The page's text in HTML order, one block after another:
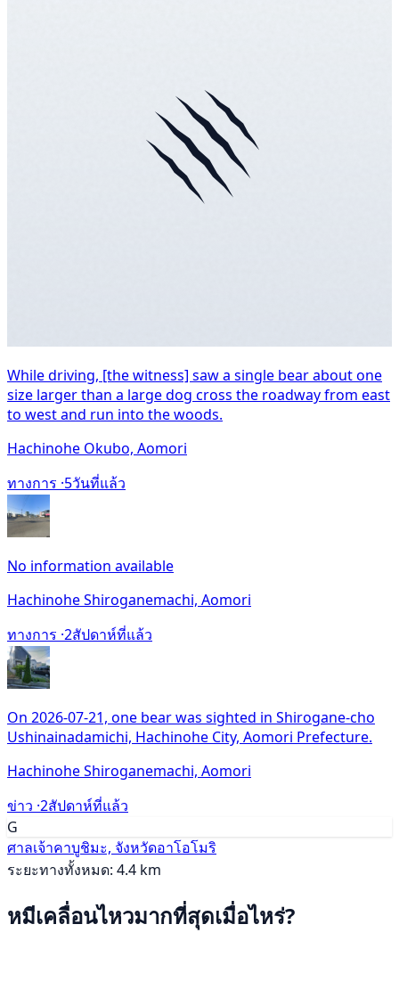
While driving, [the witness] saw a single bear about one
size larger than a large dog cross the roadway from east
to west and run into the woods.
Hachinohe Okubo, Aomori
ทางการ ·5วันที่แล้ว
No information available
Hachinohe Shiroganemachi, Aomori
ทางการ ·2สัปดาห์ที่แล้ว
On 2026-07-21, one bear was sighted in Shirogane-cho
Ushinainadamichi, Hachinohe City, Aomori Prefecture.
Hachinohe Shiroganemachi, Aomori
ข่าว ·2สัปดาห์ที่แล้ว
G
ศาลเจ้าคาบูชิมะ, จังหวัดอาโอโมริ
ระยะทางทั้งหมด: 4.4 km
หมีเคลื่อนไหวมากที่สุดเมื่อไหร่?